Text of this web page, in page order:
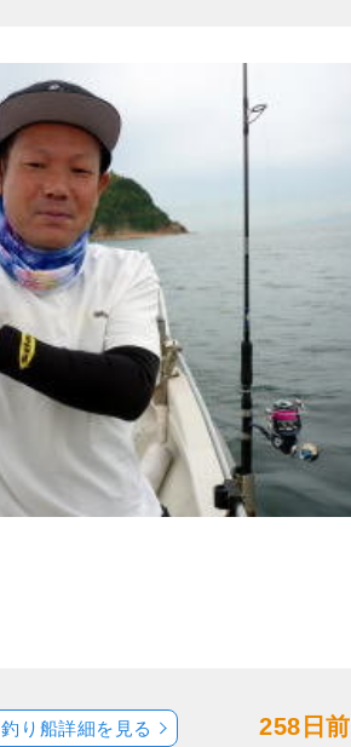
258日前
釣り船詳細を見る